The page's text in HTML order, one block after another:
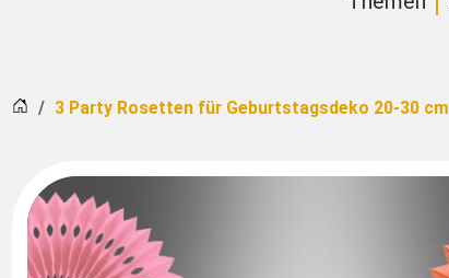
Startseite
3 Party Rosetten für Geburtstagsdeko 20-30 cm